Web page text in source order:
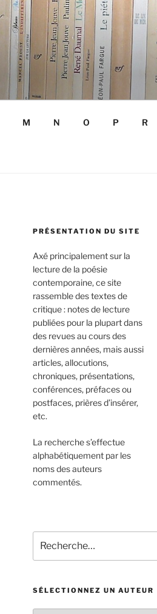
M N O P R
PRÉSENTATION DU SITE
Axé principalement sur la
lecture de la poésie
contemporaine, ce site
rassemble des textes de
critique : notes de lecture
publiées pour la plupart dans
des revues au cours des
dernières années, mais aussi
articles, allocutions,
chroniques, présentations,
conférences, préfaces ou
postfaces, prières d’insérer,
etc.
La recherche s’effectue
alphabétiquement par les
noms des auteurs
commentés.
pour
:
SÉLECTIONNEZ UN AUTEUR